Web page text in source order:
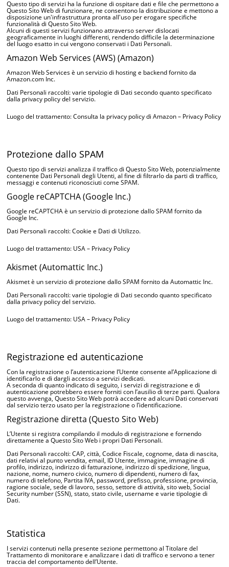
Questo tipo di servizi ha la funzione di ospitare dati e file che permettono a
Questo Sito Web di funzionare, ne consentono la distribuzione e mettono a
disposizione un'infrastruttura pronta all'uso per erogare specifiche
funzionalità di Questo Sito Web.
Alcuni di questi servizi funzionano attraverso server dislocati
geograficamente in luoghi differenti, rendendo difficile la determinazione
del luogo esatto in cui vengono conservati i Dati Personali.
Amazon Web Services (AWS) (Amazon)
Amazon Web Services è un servizio di hosting e backend fornito da
Amazon.com Inc.
Dati Personali raccolti: varie tipologie di Dati secondo quanto specificato
dalla privacy policy del servizio.
Luogo del trattamento: Consulta la privacy policy di Amazon – Privacy Policy
Protezione dallo SPAM
Questo tipo di servizi analizza il traffico di Questo Sito Web, potenzialmente
contenente Dati Personali degli Utenti, al fine di filtrarlo da parti di traffico,
messaggi e contenuti riconosciuti come SPAM.
Google reCAPTCHA (Google Inc.)
Google reCAPTCHA è un servizio di protezione dallo SPAM fornito da
Google Inc.
Dati Personali raccolti: Cookie e Dati di Utilizzo.
Luogo del trattamento: USA – Privacy Policy
Akismet (Automattic Inc.)
Akismet è un servizio di protezione dallo SPAM fornito da Automattic Inc.
Dati Personali raccolti: varie tipologie di Dati secondo quanto specificato
dalla privacy policy del servizio.
Luogo del trattamento: USA – Privacy Policy
Registrazione ed autenticazione
Con la registrazione o l’autenticazione l’Utente consente al’Applicazione di
identificarlo e di dargli accesso a servizi dedicati.
A seconda di quanto indicato di seguito, i servizi di registrazione e di
autenticazione potrebbero essere forniti con l’ausilio di terze parti. Qualora
questo avvenga, Questo Sito Web potrà accedere ad alcuni Dati conservati
dal servizio terzo usato per la registrazione o l’identificazione.
Registrazione diretta (Questo Sito Web)
L’Utente si registra compilando il modulo di registrazione e fornendo
direttamente a Questo Sito Web i propri Dati Personali.
Dati Personali raccolti: CAP, città, Codice Fiscale, cognome, data di nascita,
dati relativi al punto vendita, email, ID Utente, immagine, immagine di
profilo, indirizzo, indirizzo di fatturazione, indirizzo di spedizione, lingua,
nazione, nome, numero civico, numero di dipendenti, numero di fax,
numero di telefono, Partita IVA, password, prefisso, professione, provincia,
ragione sociale, sede di lavoro, sesso, settore di attività, sito web, Social
Security number (SSN), stato, stato civile, username e varie tipologie di
Dati.
Statistica
I servizi contenuti nella presente sezione permettono al Titolare del
Trattamento di monitorare e analizzare i dati di traffico e servono a tener
traccia del comportamento dell’Utente.